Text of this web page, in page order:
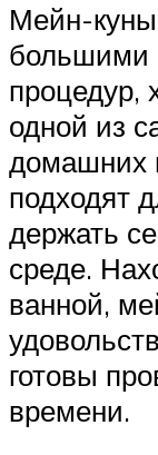
Мейн-
большими
процедур,
одной из
домашних
подходят
держать
среде.
ванной,
готовы
времени.